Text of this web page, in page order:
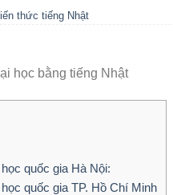
thức tiếng Nhật
học bằng tiếng Nhật
quốc gia Hà Nội:
quốc gia TP. Hồ Chí Minh